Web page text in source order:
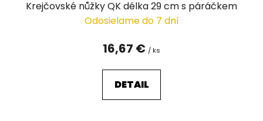
Krejčovské nůžky QK délka 29 cm s páráčkem
Odosielame do 7 dní
16,67 € / ks
DETAIL